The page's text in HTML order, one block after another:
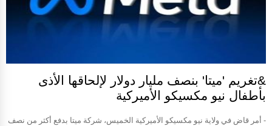
&تغريم 'ميتا' بنصف مليار دولار لإلحاقها الأذى
بأطفال نيو مكسيكو الأميركية
- أمر قاض في ولاية نيو مكسيكو الأميركية الخميس، شركة ميتا بدفع أكثر من نصف